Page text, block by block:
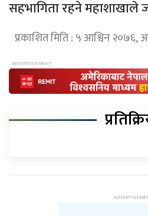
सहभागिता रहने महाशाखाले
प्रकाशित मिति : ५ आश्विन